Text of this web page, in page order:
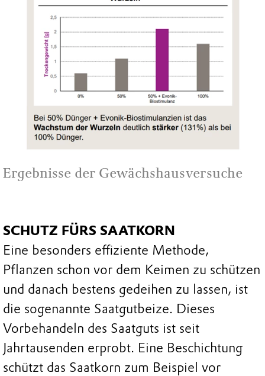
Ergebnisse der Gewächshausversuche
SCHUTZ FÜRS SAATKORN
Eine besonders effiziente Methode,
Pflanzen schon vor dem Keimen zu schützen
und danach bestens gedeihen zu lassen, ist
die sogenannte Saatgutbeize. Dieses
Vorbehandeln des Saatguts ist seit
Jahrtausenden erprobt. Eine Beschichtung
schützt das Saatkorn zum Beispiel vor